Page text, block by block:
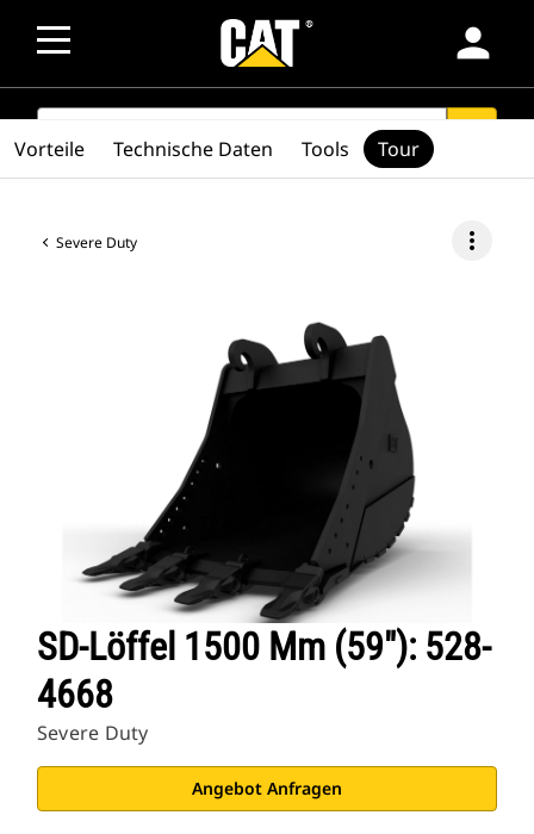
person
SEARCH
Severe Duty more_vert
SD-Löffel 1500 Mm (59″): 528-
4668
Severe Duty
Angebot Anfragen
Vorteile Technische Daten Tools Tour